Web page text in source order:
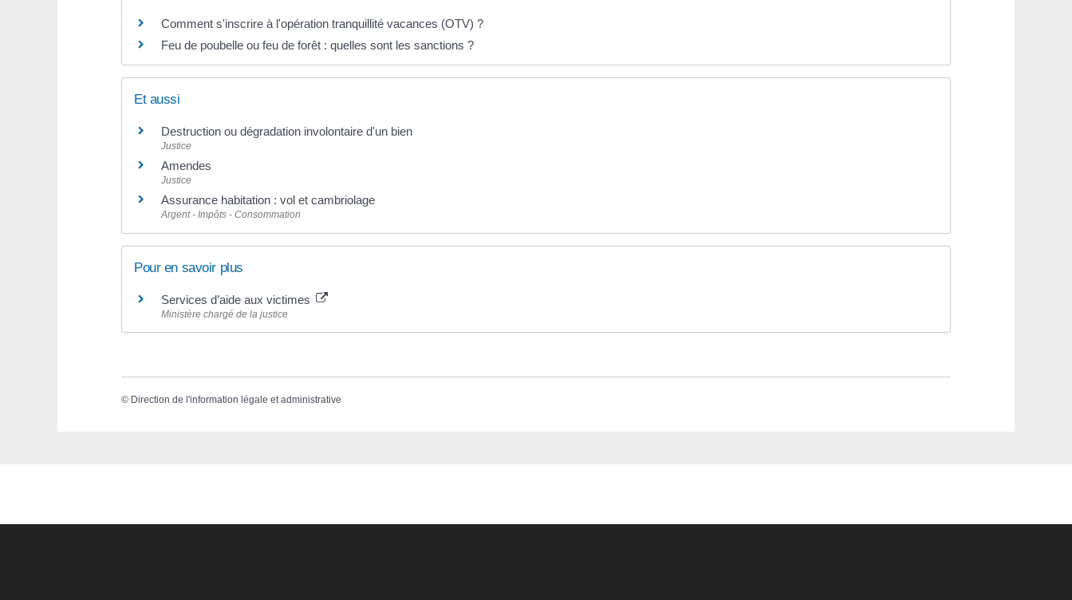
Comment s'inscrire à l'opération tranquillité vacances (OTV) ?
Feu de poubelle ou feu de forêt : quelles sont les sanctions ?
Et aussi
Destruction ou dégradation involontaire d'un bien
Justice
Amendes
Justice
Assurance habitation : vol et cambriolage
Argent - Impôts - Consommation
Pour en savoir plus
Services d’aide aux victimes
Ministère chargé de la justice
© Direction de l'information légale et administrative